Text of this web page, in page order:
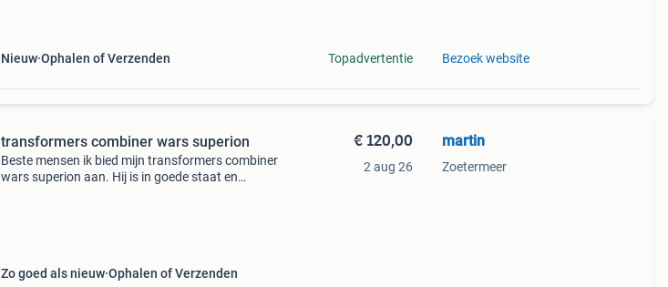
Nieuw Ophalen of Verzenden Topadvertentie Bezoek website
transformers combiner wars superion
Beste mensen ik bied mijn transformers combiner
wars superion aan. Hij is in goede staat en
Zo goed als nieuw Ophalen of Verzenden
€ 120,00
2 aug 26
martin
Zoetermeer